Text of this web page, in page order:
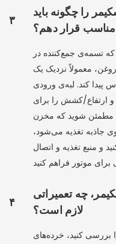
۳
را چگونه باید
قرار دهم؟
تسمه‌ی جمع‌کننده در
معمولاً نزدیک یک
پیدا کند. لبه‌ی ورودی
و ارتفاع/کشش را برای
مطمئن شوید که مخزن
جاذبه تغذیه می‌شود،
و منبع تغذیه و اتصال
۴
چه تعمیراتی
لازم است؟
کنید، خرده‌های